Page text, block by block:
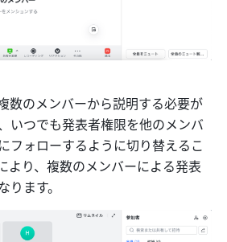
数のメンバーから説明する必要が
いつでも発表者権限を他のメンバ
フォローするように切り替えるこ
より、複数のメンバーによる発表
ます。